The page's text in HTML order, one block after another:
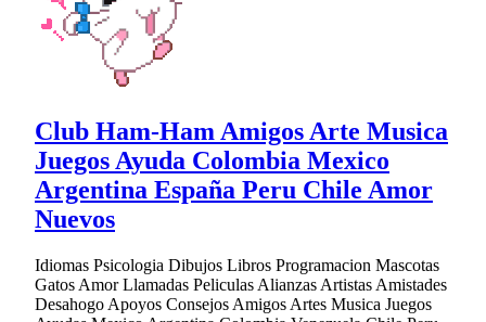
Club Ham-Ham Amigos Arte Musica
Juegos Ayuda Colombia Mexico
Argentina España Peru Chile Amor
Nuevos
Idiomas Psicologia Dibujos Libros Programacion Mascotas
Gatos Amor Llamadas Peliculas Alianzas Artistas Amistades
Desahogo Apoyos Consejos Amigos Artes Musica Juegos